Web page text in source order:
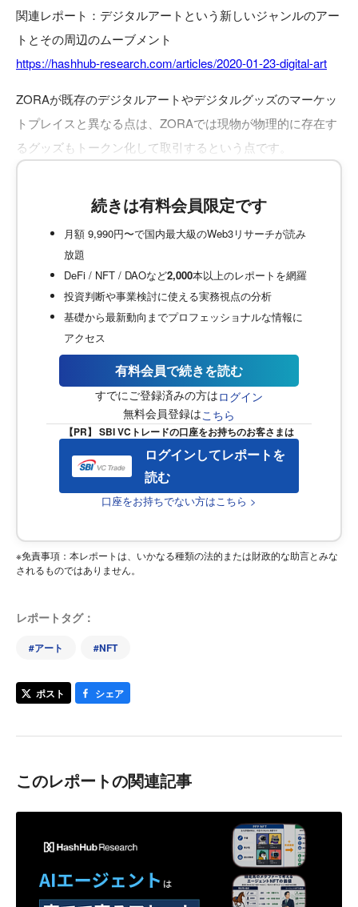
関連レポート：デジタルアートという新しいジャンルのアー
トとその周辺のムーブメント
https://hashhub-research.com/articles/2020-01-23-digital-art
ZORAが既存のデジタルアートやデジタルグッズのマーケッ
トプレイスと異なる点は、ZORAでは現物が物理的に存在す
るグッズもトークン化して取引するという点です。
続きは有料会員限定です
月額 9,990円〜で国内最大級のWeb3リサーチが読み
放題
DeFi / NFT / DAOなど2,000本以上のレポートを網羅
投資判断や事業検討に使える実務視点の分析
基礎から最新動向までプロフェッショナルな情報に
アクセス
有料会員で続きを読む
すでにご登録済みの方はログイン
無料会員登録はこちら
【PR】 SBI VCトレードの口座をお持ちのお客さまは
ログインしてレポートを
読む
口座をお持ちでない方はこちら >
※免責事項：本レポートは、いかなる種類の法的または財政的な助言とみな
されるものではありません。
レポートタグ：
#アート #NFT
ポスト シェア
このレポートの関連記事